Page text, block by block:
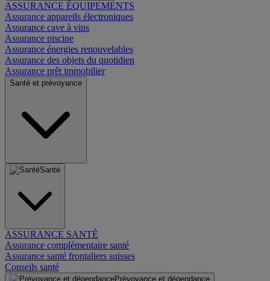
ASSURANCE ÉQUIPEMENTS
Assurance appareils électroniques
Assurance cave à vins
Assurance piscine
Assurance énergies renouvelables
Assurance des objets du quotidien
Assurance prêt immobilier
Santé et prévoyance
Santé
ASSURANCE SANTÉ
Assurance complémentaire santé
Assurance santé frontaliers suisses
Conseils santé
Prévoyance et dépendance